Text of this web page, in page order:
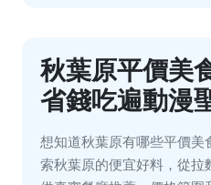
秋葉原平價美
省錢吃遍動漫
想知道秋葉原有哪些平價美
索秋葉原的便宜好料，從拉